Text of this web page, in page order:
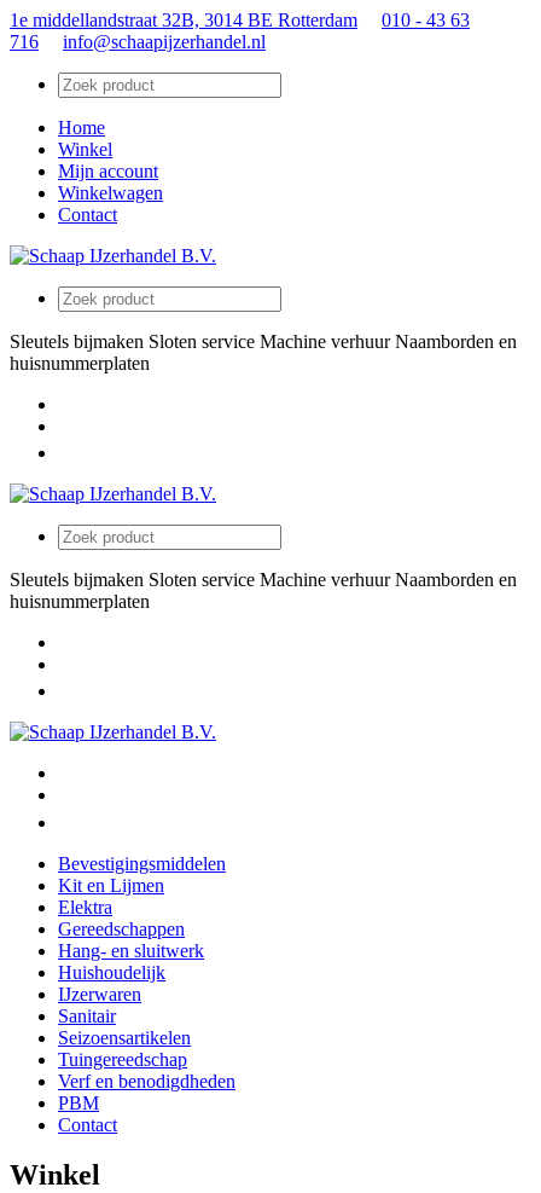
1e middellandstraat 32B, 3014 BE Rotterdam
010 - 43 63
716
info@schaapijzerhandel.nl
Home
Winkel
Mijn account
Winkelwagen
Contact
Sleutels bijmaken Sloten service Machine verhuur Naamborden en
huisnummerplaten
Sleutels bijmaken Sloten service Machine verhuur Naamborden en
huisnummerplaten
Bevestigingsmiddelen
Kit en Lijmen
Elektra
Gereedschappen
Hang- en sluitwerk
Huishoudelijk
IJzerwaren
Sanitair
Seizoensartikelen
Tuingereedschap
Verf en benodigdheden
PBM
Contact
Winkel